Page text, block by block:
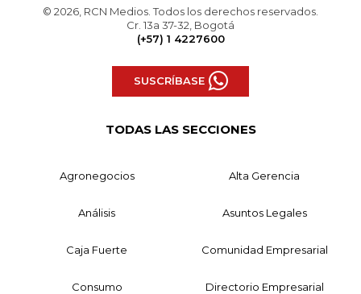
© 2026, RCN Medios. Todos los derechos reservados.
Cr. 13a 37-32, Bogotá
(+57) 1 4227600
SUSCRÍBASE
TODAS LAS SECCIONES
Agronegocios Alta Gerencia
Análisis Asuntos Legales
Caja Fuerte Comunidad Empresarial
Consumo Directorio Empresarial